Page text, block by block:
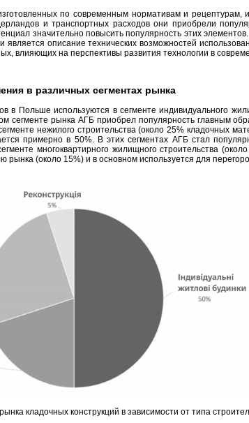
по современным нормативам и рецептурам,
и транспортных расходов они приобрели
значительно повысить популярность этих
является описание технических возможностей
влияющих на перспективы развития технологии в
в различных сегментах рынка
в Польше используются в сегменте индивидуального
сегменте рынка АГБ приобрел популярность главным
нежилого строительства (около 25% кладочных
примерно в 50%. В этих сегментах АГБ стал
многоквартирного жилищного строительства
(около 15%) и в основном используется для
кладочных конструкций в зависимости от типа